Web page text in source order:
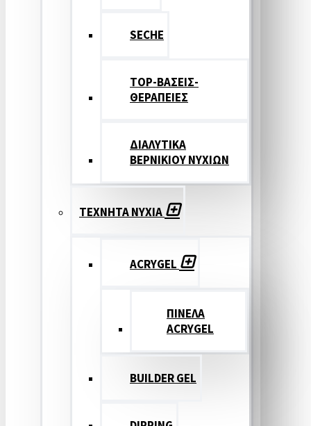
SECHE
TOP-ΒΑΣΕΙΣ-
ΘΕΡΑΠΕΙΕΣ
ΔΙΑΛΥΤΙΚΑ
ΒΕΡΝΙΚΙΟΥ ΝΥΧΙΩΝ
ΤΕΧΝΗΤΑ ΝΥΧΙΑ
ACRYGEL
ΠΙΝΕΛΑ
ACRYGEL
BUILDER GEL